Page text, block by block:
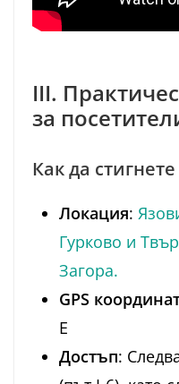
III.
за
Как да стигнете
Локация:
Гурково и
Загора.
GPS
E
Достъп: